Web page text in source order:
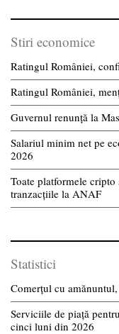
Stiri economice
Ratingul României,
Ratingul României,
Guvernul renunță la
Salariul minim net pe
2026
Toate platformele cripto
tranzacțiile la ANAF
Statistici
Comerțul cu
Serviciile de piață
cinci luni din 2026